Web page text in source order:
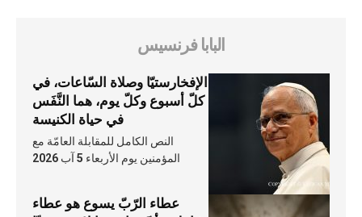
البابا فرنسيس
الإفخارستيّا وصلاة السّاعات، في
كلّ أسبوع وكلّ يوم، هما النَّفَس
في حياة الكنيسة
النص الكامل للمقابلة العامّة مع
المؤمنين يوم الأربعاء 5 آب 2026
عطاء الرّبّ يسوع هو عطاء